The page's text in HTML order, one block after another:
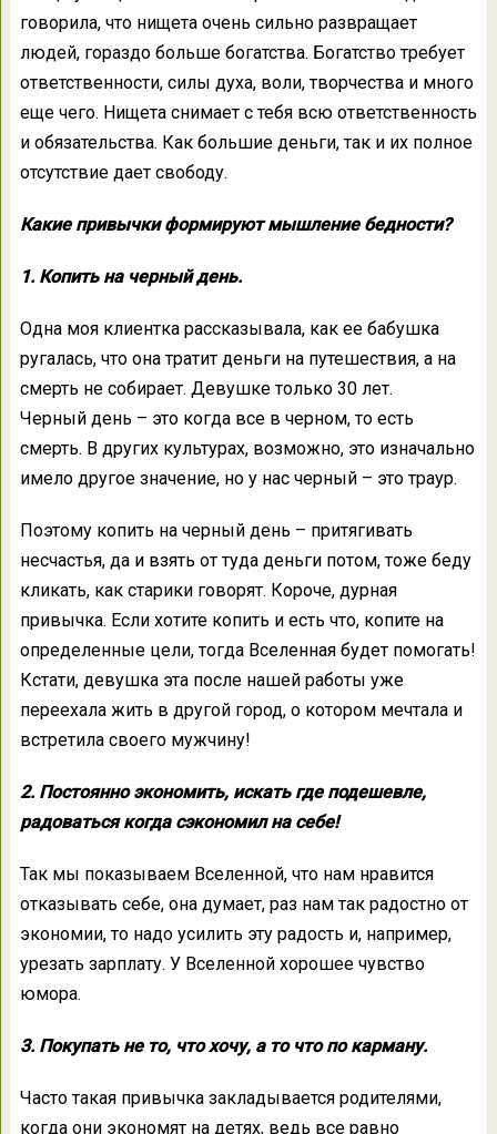
говорила, что нищета очень сильно развращает
людей, гораздо больше богатства. Богатство требует
ответственности, силы духа, воли, творчества и много
еще чего. Нищета снимает с тебя всю ответственность
и обязательства. Как большие деньги, так и их полное
отсутствие дает свободу.
Какие привычки формируют мышление бедности?
1. Копить на черный день.
Одна моя клиентка рассказывала, как ее бабушка
ругалась, что она тратит деньги на путешествия, а на
смерть не собирает. Девушке только 30 лет.
Черный день – это когда все в черном, то есть
смерть. В других культурах, возможно, это изначально
имело другое значение, но у нас черный – это траур.
Поэтому копить на черный день – притягивать
несчастья, да и взять от туда деньги потом, тоже беду
кликать, как старики говорят. Короче, дурная
привычка. Если хотите копить и есть что, копите на
определенные цели, тогда Вселенная будет помогать!
Кстати, девушка эта после нашей работы уже
переехала жить в другой город, о котором мечтала и
встретила своего мужчину!
2. Постоянно экономить, искать где подешевле,
радоваться когда сэкономил на себе!
Так мы показываем Вселенной, что нам нравится
отказывать себе, она думает, раз нам так радостно от
экономии, то надо усилить эту радость и, например,
урезать зарплату. У Вселенной хорошее чувство
юмора.
3. Покупать не то, что хочу, а то что по карману.
Часто такая привычка закладывается родителями,
когда они экономят на детях, ведь все равно